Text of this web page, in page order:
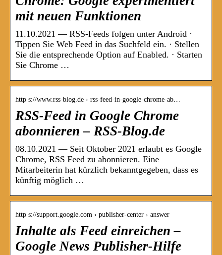
mit neuen Funktionen
11.10.2021 — RSS-Feeds folgen unter Android ·
Tippen Sie Web Feed in das Suchfeld ein. · Stellen
Sie die entsprechende Option auf Enabled. · Starten
Sie Chrome …
http s://www.rss-blog.de › rss-feed-in-google-chrome-ab…
RSS-Feed in Google Chrome
abonnieren – RSS-Blog.de
08.10.2021 — Seit Oktober 2021 erlaubt es Google
Chrome, RSS Feed zu abonnieren. Eine
Mitarbeiterin hat kürzlich bekanntgegeben, dass es
künftig möglich …
http s://support.google.com › publisher-center › answer
Inhalte als Feed einreichen –
Google News Publisher-Hilfe